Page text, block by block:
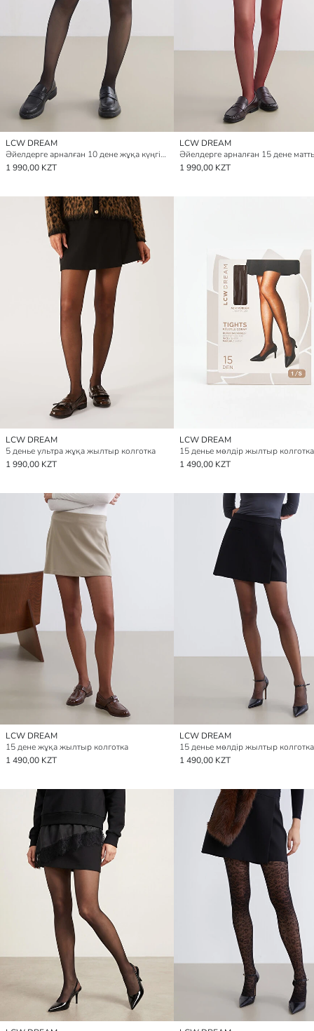
LCW DREAM
Әйелдерге арналған 10 дене жұқа күңгірт колготка
1 990,00 KZT
LCW DREAM
1 990,00 KZT
LCW DREAM
5 денье ультра жұқа жылтыр колготка
1 990,00 KZT
LCW DREAM
15 денье мөлдір жылтыр колготка
1 490,00 KZT
LCW DREAM
15 дене жұқа жылтыр колготка
1 490,00 KZT
LCW DREAM
15 денье мөлдір жылтыр колготка
1 490,00 KZT